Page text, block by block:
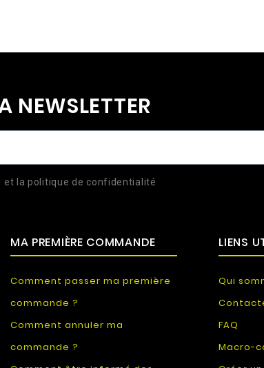
NEWSLETTER
et la politique de confidentialité
MA PREMIÈRE COMMANDE
Comment passer ma première
commande ?
Comment annuler ma
commande ?
LIENS
Qui
FAQ
Macro-